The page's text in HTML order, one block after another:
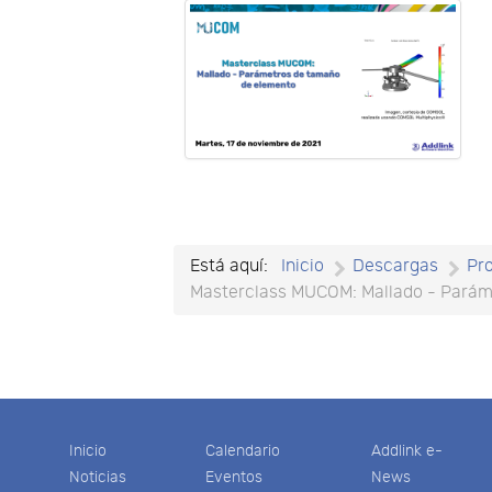
Está aquí: Inicio Descargas
Masterclass MUCOM: Mallado -
Inicio
Noticias
Calendario
Eventos
Addlink e-
News